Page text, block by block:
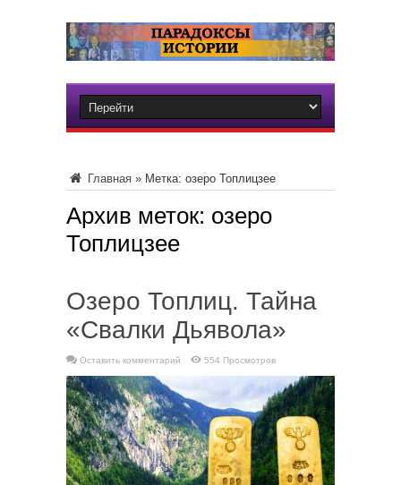
Главная » Метка: озеро Топлицзее
Архив меток: озеро
Топлицзее
Озеро Топлиц. Тайна
«Свалки Дьявола»
Оставить комментарий 554 Просмотров